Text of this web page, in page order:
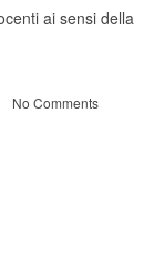
ai sensi della
No Comments